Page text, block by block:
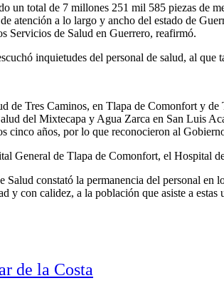
un total de 7 millones 251 mil 585 piezas de
atención a lo largo y ancho del estado de
Servicios de Salud en Guerrero, reafirmó.
inquietudes del personal de salud, al
de Tres Caminos, en Tlapa de Comonfort y
del Mixtecapa y Agua Zarca en San Luis
cinco años, por lo que reconocieron al
General de Tlapa de Comonfort, el Hospital
Salud constató la permanencia del personal
y con calidez, a la población que asiste a estas
de la Costa